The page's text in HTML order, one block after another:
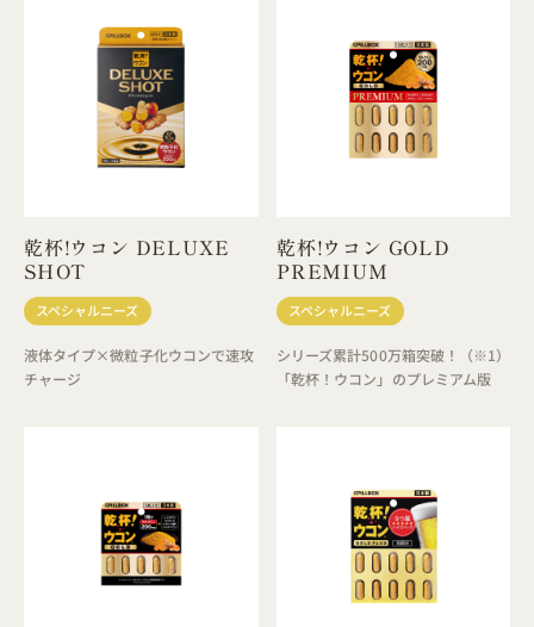
乾杯!ウコン DELUXE
SHOT
スペシャルニーズ
液体タイプ×微粒子化ウコンで速攻
チャージ
乾杯!ウコン GOLD
PREMIUM
スペシャルニーズ
シリーズ累計500万箱突破！（※1）
「乾杯！ウコン」のプレミアム版